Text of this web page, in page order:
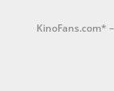
KinoFans.com*